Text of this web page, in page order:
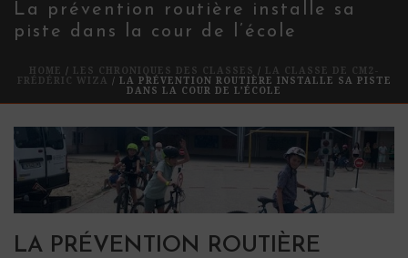
La prévention routière installe sa
piste dans la cour de l’école
HOME / LES CHRONIQUES DES CLASSES /
LA CLASSE DE CM2-
FRÉDÉRIC WIZA
/ LA PRÉVENTION ROUTIÈRE INSTALLE SA PISTE
DANS LA COUR DE L’ÉCOLE
LA PRÉVENTION ROUTIÈRE